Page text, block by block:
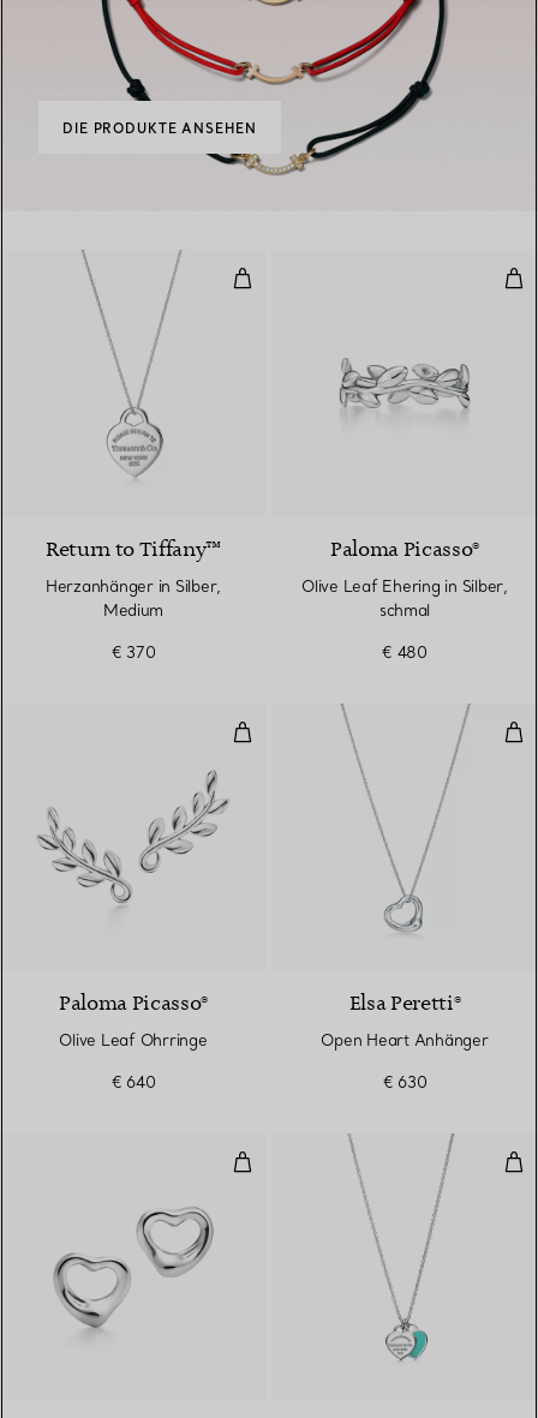
DIE PRODUKTE ANSEHEN
Herzanhänger in Silber, Medium
Return to Tiffany™
Herzanhänger in Silber,
Medium
€ 370
Paloma Picasso®
Olive Leaf Ehering in Silber,
schmal
€ 480
Olive Leaf Ohrringe
Paloma Picasso®
Olive Leaf Ohrringe
€ 640
Elsa Peretti®
Open Heart Anhänger
€ 630
Open Heart Ohrstecker in Silber,